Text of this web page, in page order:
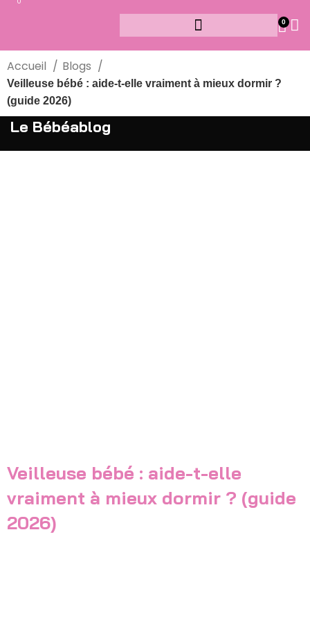
0
Accueil Blogs
Veilleuse bébé : aide-t-elle vraiment à mieux dormir ?
(guide 2026)
Le Bébéablog
Veilleuse bébé : aide-t-elle
vraiment à mieux dormir ? (guide
2026)